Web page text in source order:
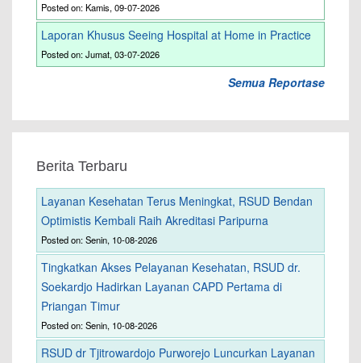
Posted on: Kamis, 09-07-2026
Laporan Khusus Seeing Hospital at Home in Practice
Posted on: Jumat, 03-07-2026
Semua Reportase
Berita Terbaru
Layanan Kesehatan Terus Meningkat, RSUD Bendan
Optimistis Kembali Raih Akreditasi Paripurna
Posted on: Senin, 10-08-2026
Tingkatkan Akses Pelayanan Kesehatan, RSUD dr.
Soekardjo Hadirkan Layanan CAPD Pertama di
Priangan Timur
Posted on: Senin, 10-08-2026
RSUD dr Tjitrowardojo Purworejo Luncurkan Layanan